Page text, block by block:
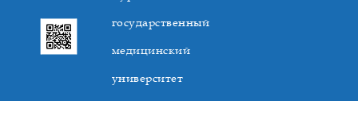
государственный
медицинский
университет